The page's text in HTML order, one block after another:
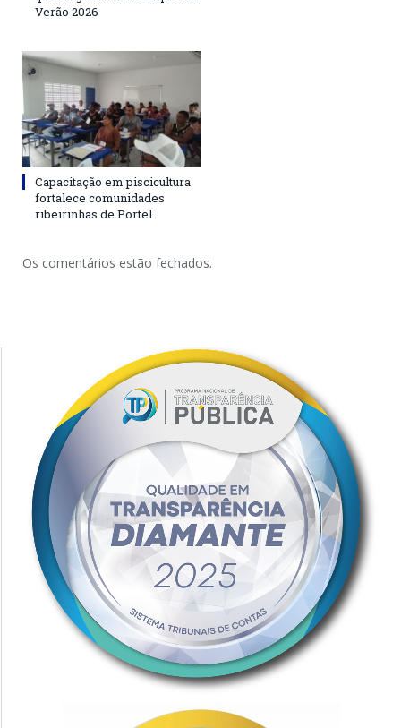
Verão 2026
Capacitação em piscicultura
fortalece comunidades
ribeirinhas de Portel
Os comentários estão fechados.